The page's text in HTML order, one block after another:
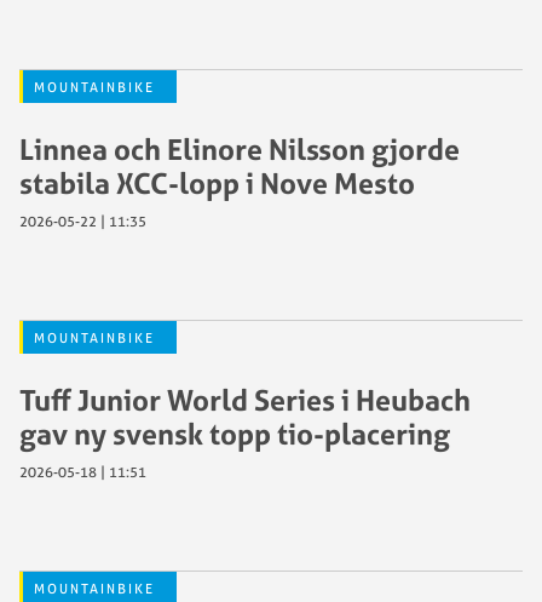
MOUNTAINBIKE
Linnea och Elinore Nilsson gjorde
stabila XCC-lopp i Nove Mesto
2026-05-22 | 11:35
MOUNTAINBIKE
Tuff Junior World Series i Heubach
gav ny svensk topp tio-placering
2026-05-18 | 11:51
MOUNTAINBIKE